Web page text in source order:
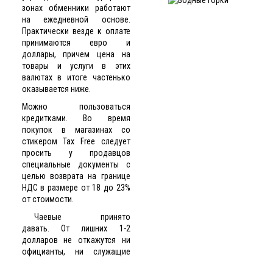
зонах обменники работают
на ежедневной основе.
Практически везде к оплате
принимаются евро и
доллары, причем цена на
товары и услуги в этих
валютах в итоге частенько
оказывается ниже.
Можно пользоваться
кредитками. Во время
покупок в магазинах со
стикером Tax Free следует
просить у продавцов
специальные документы с
целью возврата на границе
НДС в размере от 18 до 23%
от стоимости.
Чаевые принято
давать. От лишних 1-2
долларов не откажутся ни
официанты, ни служащие